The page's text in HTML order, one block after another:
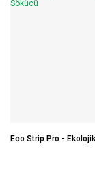
Eco Strip Pro -